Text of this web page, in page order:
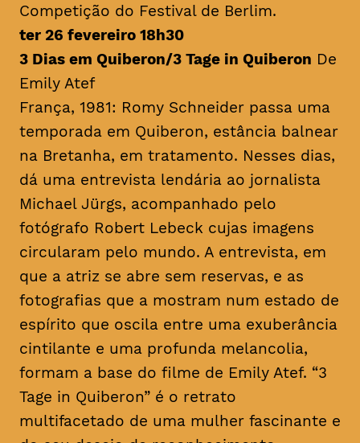
Competição do Festival de Berlim.
ter 26 fevereiro 18h30
3 Dias em Quiberon/3 Tage in Quiberon De
Emily Atef
França, 1981: Romy Schneider passa uma
temporada em Quiberon, estância balnear
na Bretanha, em tratamento. Nesses dias,
dá uma entrevista lendária ao jornalista
Michael Jürgs, acompanhado pelo
fotógrafo Robert Lebeck cujas imagens
circularam pelo mundo. A entrevista, em
que a atriz se abre sem reservas, e as
fotografias que a mostram num estado de
espírito que oscila entre uma exuberância
cintilante e uma profunda melancolia,
formam a base do filme de Emily Atef. “3
Tage in Quiberon” é o retrato
multifacetado de uma mulher fascinante e